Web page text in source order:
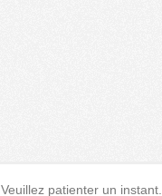
Veuillez patienter un